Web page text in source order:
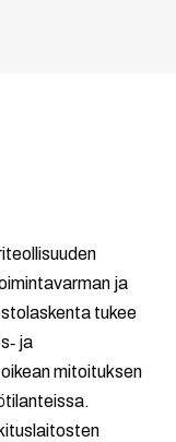
ja
tukee
ja
mitoituksen